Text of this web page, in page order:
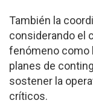
También la
considerando el
fenómeno como
planes de
sostener la
críticos.